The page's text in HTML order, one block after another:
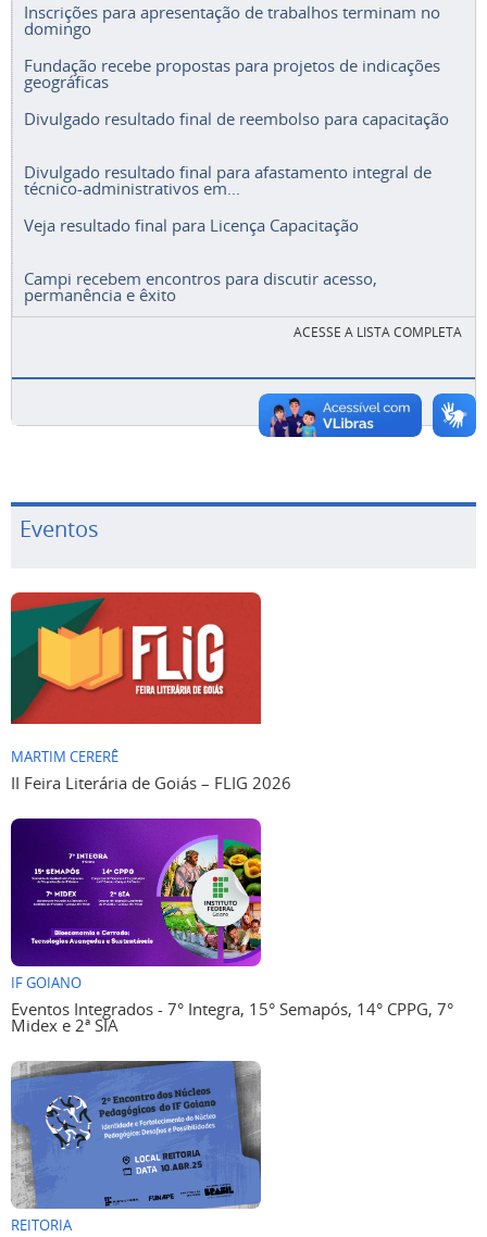
Inscrições para apresentação de trabalhos terminam no
domingo
Fundação recebe propostas para projetos de indicações
geográficas
Divulgado resultado final de reembolso para capacitação
Divulgado resultado final para afastamento integral de
técnico-administrativos em...
Veja resultado final para Licença Capacitação
Campi recebem encontros para discutir acesso,
permanência e êxito
ACESSE A LISTA COMPLETA
Eventos
MARTIM CERERÊ
II Feira Literária de Goiás – FLIG 2026
IF GOIANO
Eventos Integrados - 7° Integra, 15° Semapós, 14° CPPG, 7°
Midex e 2ª SIA
REITORIA